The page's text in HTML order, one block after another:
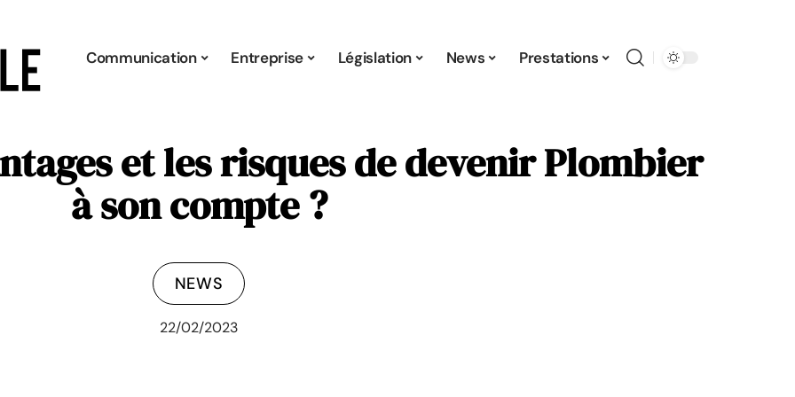
Communication Entreprise Législation News Prestations
et les risques de devenir Plombier
à son compte ?
NEWS
22/02/2023